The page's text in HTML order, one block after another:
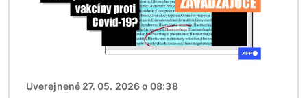
Uverejnené 27. 05. 2026 o 08:38